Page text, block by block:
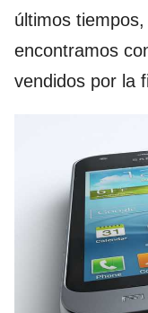
últimos
encontramos
vendidos por la